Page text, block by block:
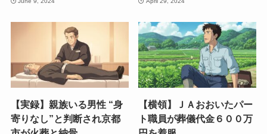
【実録】親族いる男性 “身
寄りなし”と判断され京都
【横領】ＪＡおおいたパー
ト職員が葬儀代金６００万